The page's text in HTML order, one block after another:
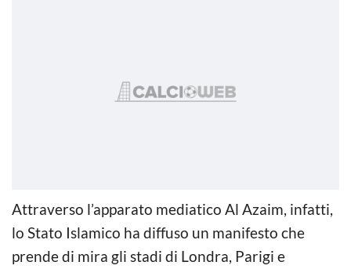
Attraverso l’apparato mediatico Al Azaim, infatti,
lo Stato Islamico ha diffuso un manifesto che
prende di mira gli stadi di Londra, Parigi e